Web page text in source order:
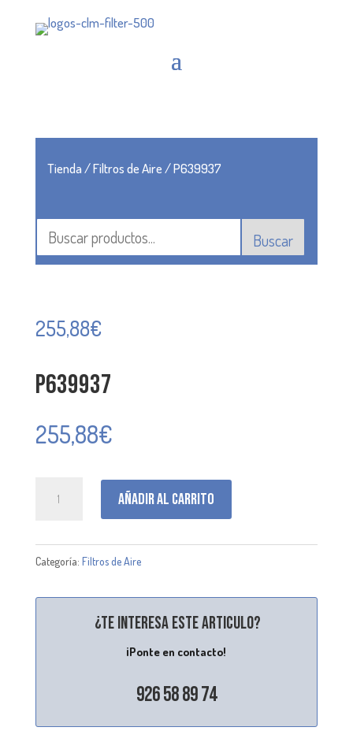
Tienda/Filtros de Aire/ P639937
Buscar
255,88€
P639937
255,88€
Añadir al carrito
Categoría: Filtros de Aire
¿Te interesa este articulo?
¡Ponte en contacto!
926 58 89 74